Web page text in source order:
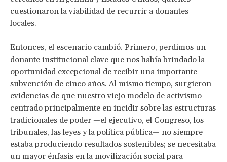
cuestionaron la viabilidad de recurrir a donantes
locales.
Entonces, el escenario cambió. Primero, perdimos un
donante institucional clave que nos había brindado la
oportunidad excepcional de recibir una importante
subvención de cinco años. Al mismo tiempo, surgieron
evidencias de que nuestro viejo modelo de activismo
centrado principalmente en incidir sobre las estructuras
tradicionales de poder —el ejecutivo, el Congreso, los
tribunales, las leyes y la política pública— no siempre
estaba produciendo resultados sostenibles; se necesitaba
un mayor énfasis en la movilización social para